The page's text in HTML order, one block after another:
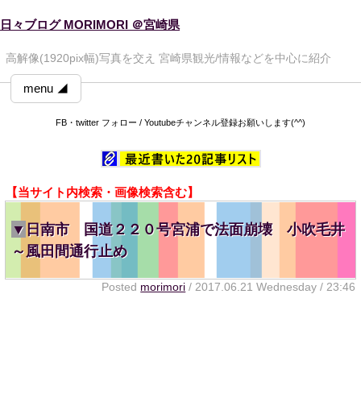
日々ブログ MORIMORI ＠宮崎県
高解像(1920pix幅)写真を交え 宮崎県観光/情報などを中心に紹介
menu ◢
FB・twitter フォロー / Youtubeチャンネル登録お願いします(^^)
【当サイト内検索・画像検索含む】
▼ 日南市 国道２２０号宮浦で法面崩壊 小吹毛井
～風田間通行止め
Posted morimori / 2017.06.21 Wednesday / 23:46